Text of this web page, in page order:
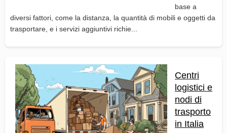
base a
diversi fattori, come la distanza, la quantità di mobili e oggetti da
trasportare, e i servizi aggiuntivi richie...
Centri
logistici e
nodi di
trasporto
in Italia